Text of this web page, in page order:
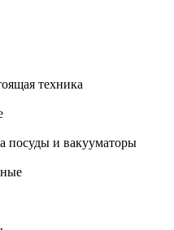
техника
посуды и вакууматоры